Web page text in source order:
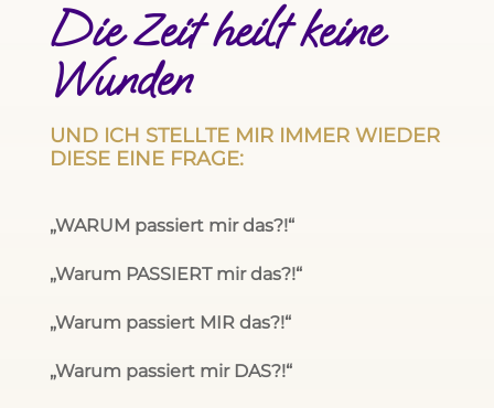
Die Zeit heilt keine
Wunden
UND ICH STELLTE MIR IMMER WIEDER
DIESE EINE FRAGE:
„WARUM passiert mir das?!“
„Warum PASSIERT mir das?!“
„Warum passiert MIR das?!“
„Warum passiert mir DAS?!“